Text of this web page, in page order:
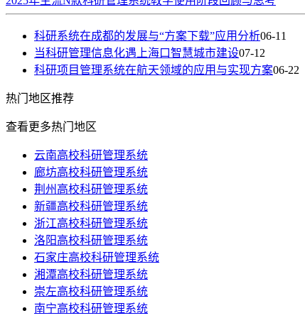
科研系统在成都的发展与“方案下载”应用分析06-11
当科研管理信息化遇上海口智慧城市建设07-12
科研项目管理系统在航天领域的应用与实现方案06-22
热门 地区推荐
查看更多热门地区
云南高校科研管理系统
廊坊高校科研管理系统
荆州高校科研管理系统
新疆高校科研管理系统
浙江高校科研管理系统
洛阳高校科研管理系统
石家庄高校科研管理系统
湘潭高校科研管理系统
崇左高校科研管理系统
南宁高校科研管理系统